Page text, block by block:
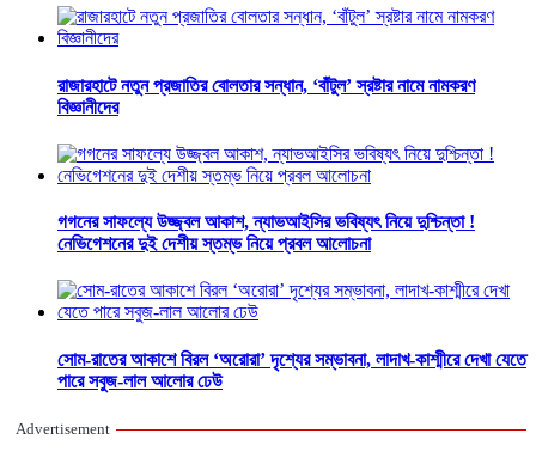
রাজারহাটে নতুন প্রজাতির বোলতার সন্ধান, ‘বাঁটুল’ স্রষ্টার নামে নামকরণ
বিজ্ঞানীদের
গগনের সাফল্যে উজ্জ্বল আকাশ, ন্যাভআইসির ভবিষ্যৎ নিয়ে দুশ্চিন্তা !
নেভিগেশনের দুই দেশীয় স্তম্ভ নিয়ে প্রবল আলোচনা
সোম-রাতের আকাশে বিরল ‘অরোরা’ দৃশ্যের সম্ভাবনা, লাদাখ-কাশ্মীরে দেখা যেতে
পারে সবুজ-লাল আলোর ঢেউ
Advertisement